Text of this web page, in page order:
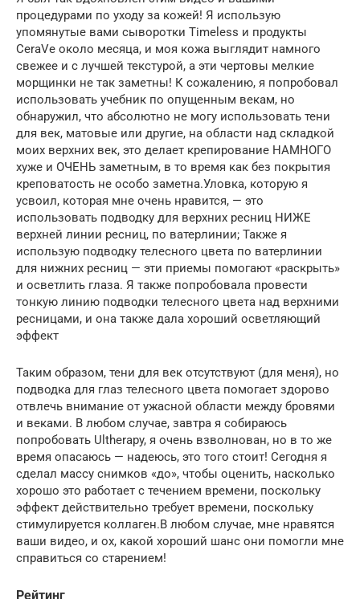
процедурами по уходу за кожей! Я использую
упомянутые вами сыворотки Timeless и продукты
CeraVe около месяца, и моя кожа выглядит намного
свежее и с лучшей текстурой, а эти чертовы мелкие
морщинки не так заметны! К сожалению, я попробовал
использовать учебник по опущенным векам, но
обнаружил, что абсолютно не могу использовать тени
для век, матовые или другие, на области над складкой
моих верхних век, это делает крепирование НАМНОГО
хуже и ОЧЕНЬ заметным, в то время как без покрытия
креповатость не особо заметна.Уловка, которую я
усвоил, которая мне очень нравится, — это
использовать подводку для верхних ресниц НИЖЕ
верхней линии ресниц, по ватерлинии; Также я
использую подводку телесного цвета по ватерлинии
для нижних ресниц — эти приемы помогают «раскрыть»
и осветлить глаза. Я также попробовала провести
тонкую линию подводки телесного цвета над верхними
ресницами, и она также дала хороший осветляющий
эффект
Таким образом, тени для век отсутствуют (для меня), но
подводка для глаз телесного цвета помогает здорово
отвлечь внимание от ужасной области между бровями
и веками. В любом случае, завтра я собираюсь
попробовать Ultherapy, я очень взволнован, но в то же
время опасаюсь — надеюсь, это того стоит! Сегодня я
сделал массу снимков «до», чтобы оценить, насколько
хорошо это работает с течением времени, поскольку
эффект действительно требует времени, поскольку
стимулируется коллаген.В любом случае, мне нравятся
ваши видео, и ох, какой хороший шанс они помогли мне
справиться со старением!
Рейтинг